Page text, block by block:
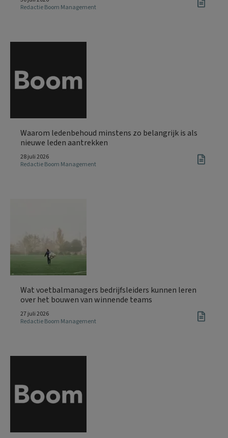
Redactie Boom Management
Waarom ledenbehoud minstens zo belangrijk is als
nieuwe leden aantrekken
28 juli 2026
Redactie Boom Management
Wat voetbalmanagers bedrijfsleiders kunnen leren
over het bouwen van winnende teams
27 juli 2026
Redactie Boom Management